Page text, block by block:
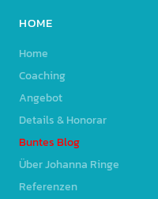
HOME
Home
Coaching
Angebot
Details & Honorar
Buntes Blog
Über Johanna Ringe
Referenzen